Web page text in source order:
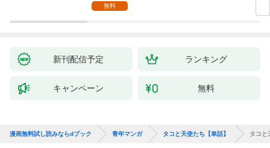
無料
新刊配信予定 ランキング
キャンペーン 無料
漫画無料試し読みならdブック 青年マンガ タコと天使たち【単話】 タコと